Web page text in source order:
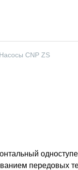
Насосы CNP ZS
передовых